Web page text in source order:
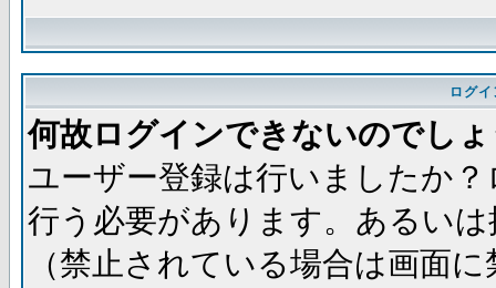
ログ
何故ログインできないのでし
ユーザー登録は行いましたか
行う必要があります。あるい
（禁止されている場合は画面